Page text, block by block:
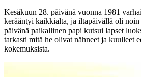
Kesäkuun 28. päivänä vuonna 1981
kerääntyi kaikkialta, ja iltapäivällä oli noin
päivänä paikallinen papi kutsui lapset
tarkasti mitä he olivat nähneet ja kuulleet
kokemuksista.